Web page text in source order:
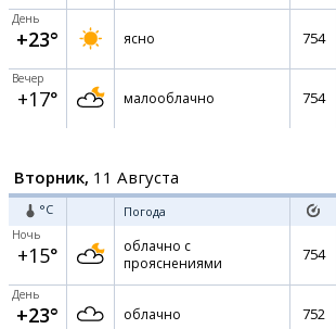
День
+23° ясно 754
Вечер
+17° малооблачно 754
Вторник, 11 Августа
°C Погода
Ночь
+15°
облачно с
прояснениями
754
День
+23° облачно 752